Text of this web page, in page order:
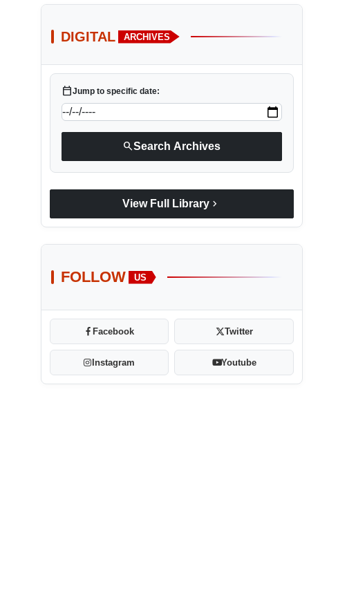
DIGITAL ARCHIVES
calendar_todayJump to specific date:
searchSearch Archives
View Full Library chevron_right
FOLLOW US
Facebook Twitter
Instagram Youtube